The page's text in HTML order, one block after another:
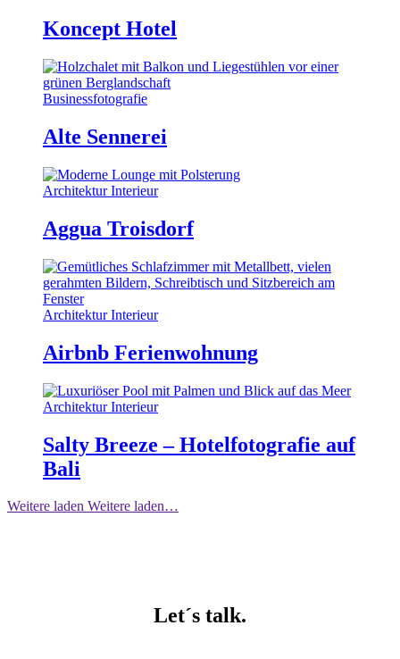
Koncept Hotel
Businessfotografie
Alte Sennerei
Architektur Interieur
Aggua Troisdorf
Architektur Interieur
Airbnb Ferienwohnung
Architektur Interieur
Salty Breeze – Hotelfotografie auf
Bali
Weitere laden Weitere laden…
Let´s talk.